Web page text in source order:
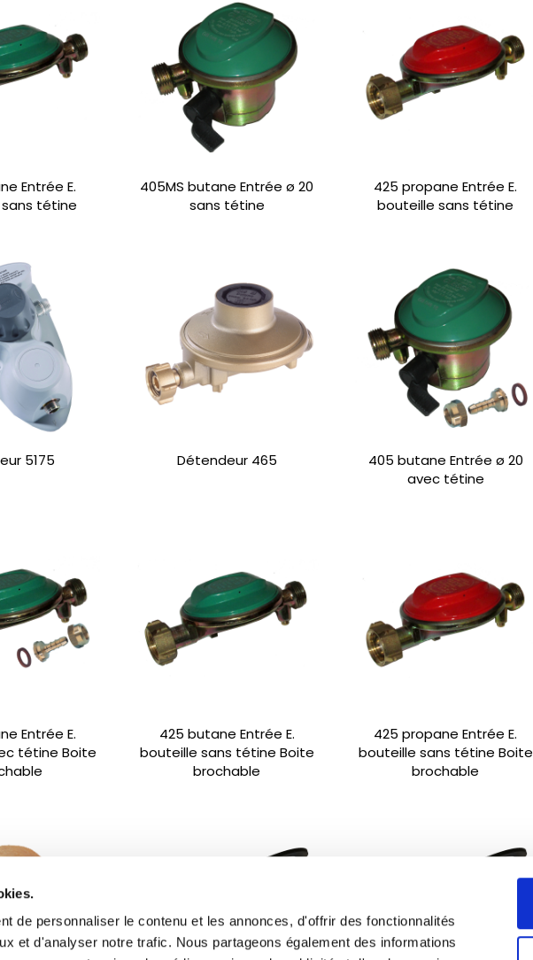
de personnaliser le contenu et les annonces, d'offrir des fonctionnalités
et d'analyser notre trafic. Nous partageons également des informations
Entrée E.
tétine
405MS butane Entrée ø 20
sans tétine
425 propane Entrée E.
bouteille sans tétine
5175 Détendeur 465
405 butane Entrée ø 20
avec tétine
Entrée E.
tétine Boite
425 butane Entrée E.
bouteille sans tétine Boite
brochable
425 propane Entrée E.
bouteille sans tétine Boite
brochable